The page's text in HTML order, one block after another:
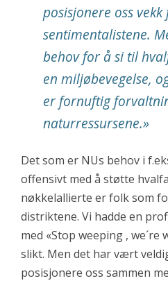
posisjonere oss vekk
sentimentalistene.
behov for å si til
en miljøbevegelse,
er fornuftig
naturressursene.»
Det som er NUs behov i
offensivt med å støtte
nøkkelallierte er folk som
distriktene. Vi hadde en
med «Stop weeping ,
slikt. Men det har vært
posisjonere oss sammen